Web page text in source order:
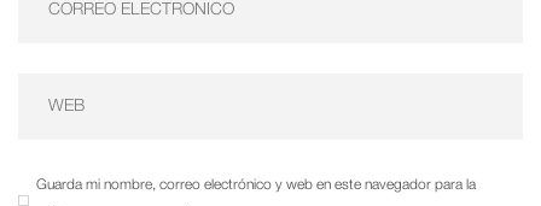
Guarda mi nombre, correo electrónico y web en este navegador para la